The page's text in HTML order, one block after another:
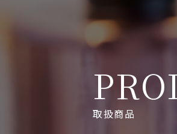
PRO
取扱商品